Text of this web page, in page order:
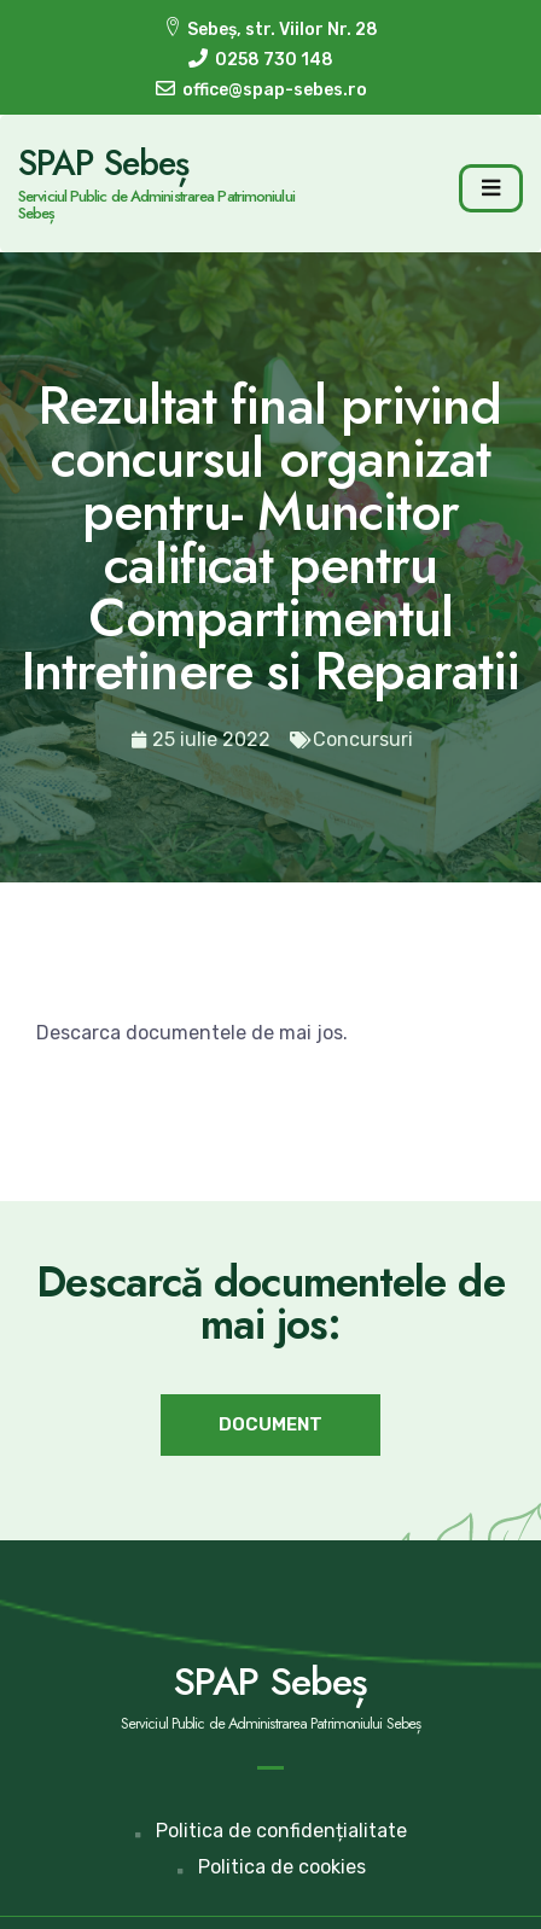
Sebeș, str. Viilor Nr. 28
0258 730 148
office@spap-sebes.ro
SPAP Sebeș
Serviciul Public de Administrarea Patrimoniului
Sebeș
Rezultat final privind
concursul organizat
pentru- Muncitor
calificat pentru
Compartimentul
Intretinere si Reparatii
25 iulie 2022 Concursuri
Descarca documentele de mai jos.
Descarcă documentele de
mai jos:
DOCUMENT
SPAP Sebeș
Serviciul Public de Administrarea Patrimoniului Sebeș
Politica de confidențialitate
Politica de cookies